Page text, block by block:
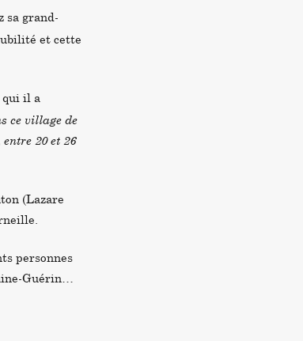
sa grand-
et cette
qui il a
ce village de
20 et 26
(Lazare
personnes
Guérin…